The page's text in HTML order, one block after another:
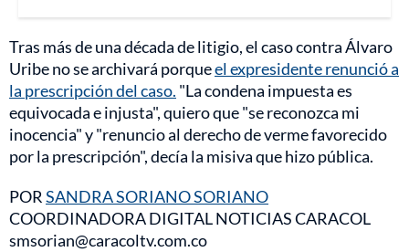
Tras más de una década de litigio, el caso contra Álvaro
Uribe no se archivará porqueel expresidente renunció a
la prescripción del caso. "La condena impuesta es
equivocada e injusta", quiero que "se reconozca mi
inocencia" y "renuncio al derecho de verme favorecido
por la prescripción", decía la misiva que hizo pública.
PORSANDRA SORIANO SORIANO
COORDINADORA DIGITAL NOTICIAS CARACOL
smsorian@caracoltv.com.co